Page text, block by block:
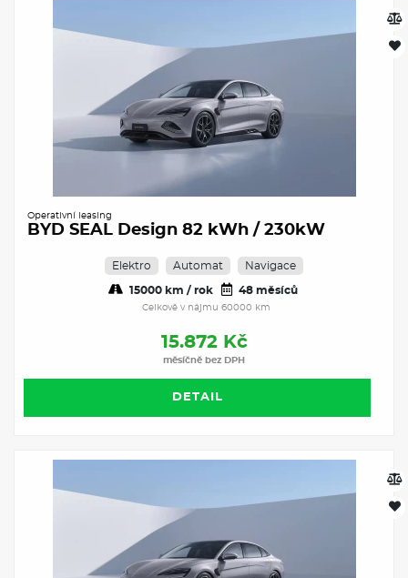
Operativní leasing
BYD SEAL Design 82 kWh / 230kW
Elektro Automat Navigace
15000 km / rok 48 měsíců
Celkově v nájmu 60000 km
15.872 Kč
měsíčně bez DPH
DETAIL